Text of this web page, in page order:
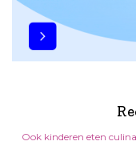
Ook kinderen eten